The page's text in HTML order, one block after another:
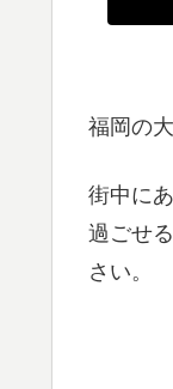
福岡の
街中に
過ごせ
さい。